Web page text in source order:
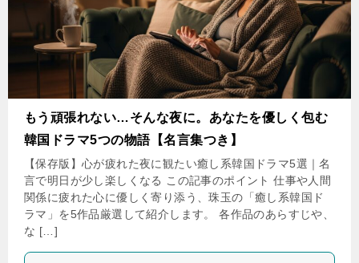
もう頑張れない…そんな夜に。あなたを優しく包む
韓国ドラマ5つの物語【名言集つき】
【保存版】心が疲れた夜に観たい癒し系韓国ドラマ5選｜名
言で明日が少し楽しくなる この記事のポイント 仕事や人間
関係に疲れた心に優しく寄り添う、珠玉の「癒し系韓国ド
ラマ」を5作品厳選して紹介します。 各作品のあらすじや、
な […]